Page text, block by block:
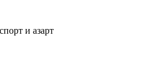
и азарт